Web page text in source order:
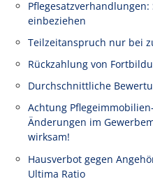
einbeziehen
Teilzeitanspruch nur bei
Rückzahlung von
Durchschnittliche
Achtung
Änderungen im
wirksam!
Hausverbot gegen
Ultima Ratio